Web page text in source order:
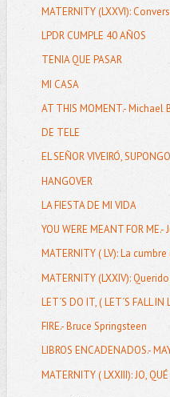
MATERNITY (LXXVI):
LPDR CUMPLE 40 AÑOS
TENIA QUE PASAR
MI CASA
AT THIS MOMENT.- Michael
DE TELE
EL SEÑOR VIVEIRÓ,
HANGOVER
LA FIESTA DE MI VIDA
YOU WERE MEANT FOR ME.-
MATERNITY ( LV): La
MATERNITY (LXXIV):
LET´S DO IT, ( LET´S FALL
FIRE.- Bruce Springsteen
LIBROS ENCADENADOS.-
MATERNITY ( LXXIII): JO,